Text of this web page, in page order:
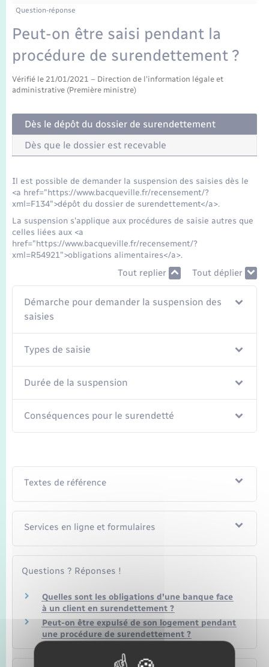
Etat-civil - Papiers - Citoyenneté
Mariage – PACS
Parrainage civil
Recensement
Nouvel habitant
Organisation d’événement
Sécurité - Prévention
Transports
Transports scolaires
Travaux - Autorisation d’occupation de l’espace
Compétences
Plan interactif
Présentation de la commune
Publications
La Communauté de communes
Question-réponse
Peut-on être saisi pendant la
procédure de surendettement ?
Vérifié le 21/01/2021 – Direction de l'information légale et
administrative (Première ministre)
Dès le dépôt du dossier de surendettement
Dès que le dossier est recevable
Il est possible de demander la suspension des saisies dès le
<a href="https://www.bacqueville.fr/recensement/?
xml=F134">dépôt du dossier de surendettement</a>.
La suspension s'applique aux procédures de saisie autres que
celles liées aux <a
href="https://www.bacqueville.fr/recensement/?
xml=R54921">obligations alimentaires</a>.
Tout replier Tout déplier
Démarche pour demander la suspension des
saisies
Types de saisie
Durée de la suspension
Conséquences pour le surendetté
Textes de référence
Services en ligne et formulaires
Questions ? Réponses !
Quelles sont les obligations d'une banque face
à un client en surendettement ?
Peut-on être expulsé de son logement pendant
une procédure de surendettement ?